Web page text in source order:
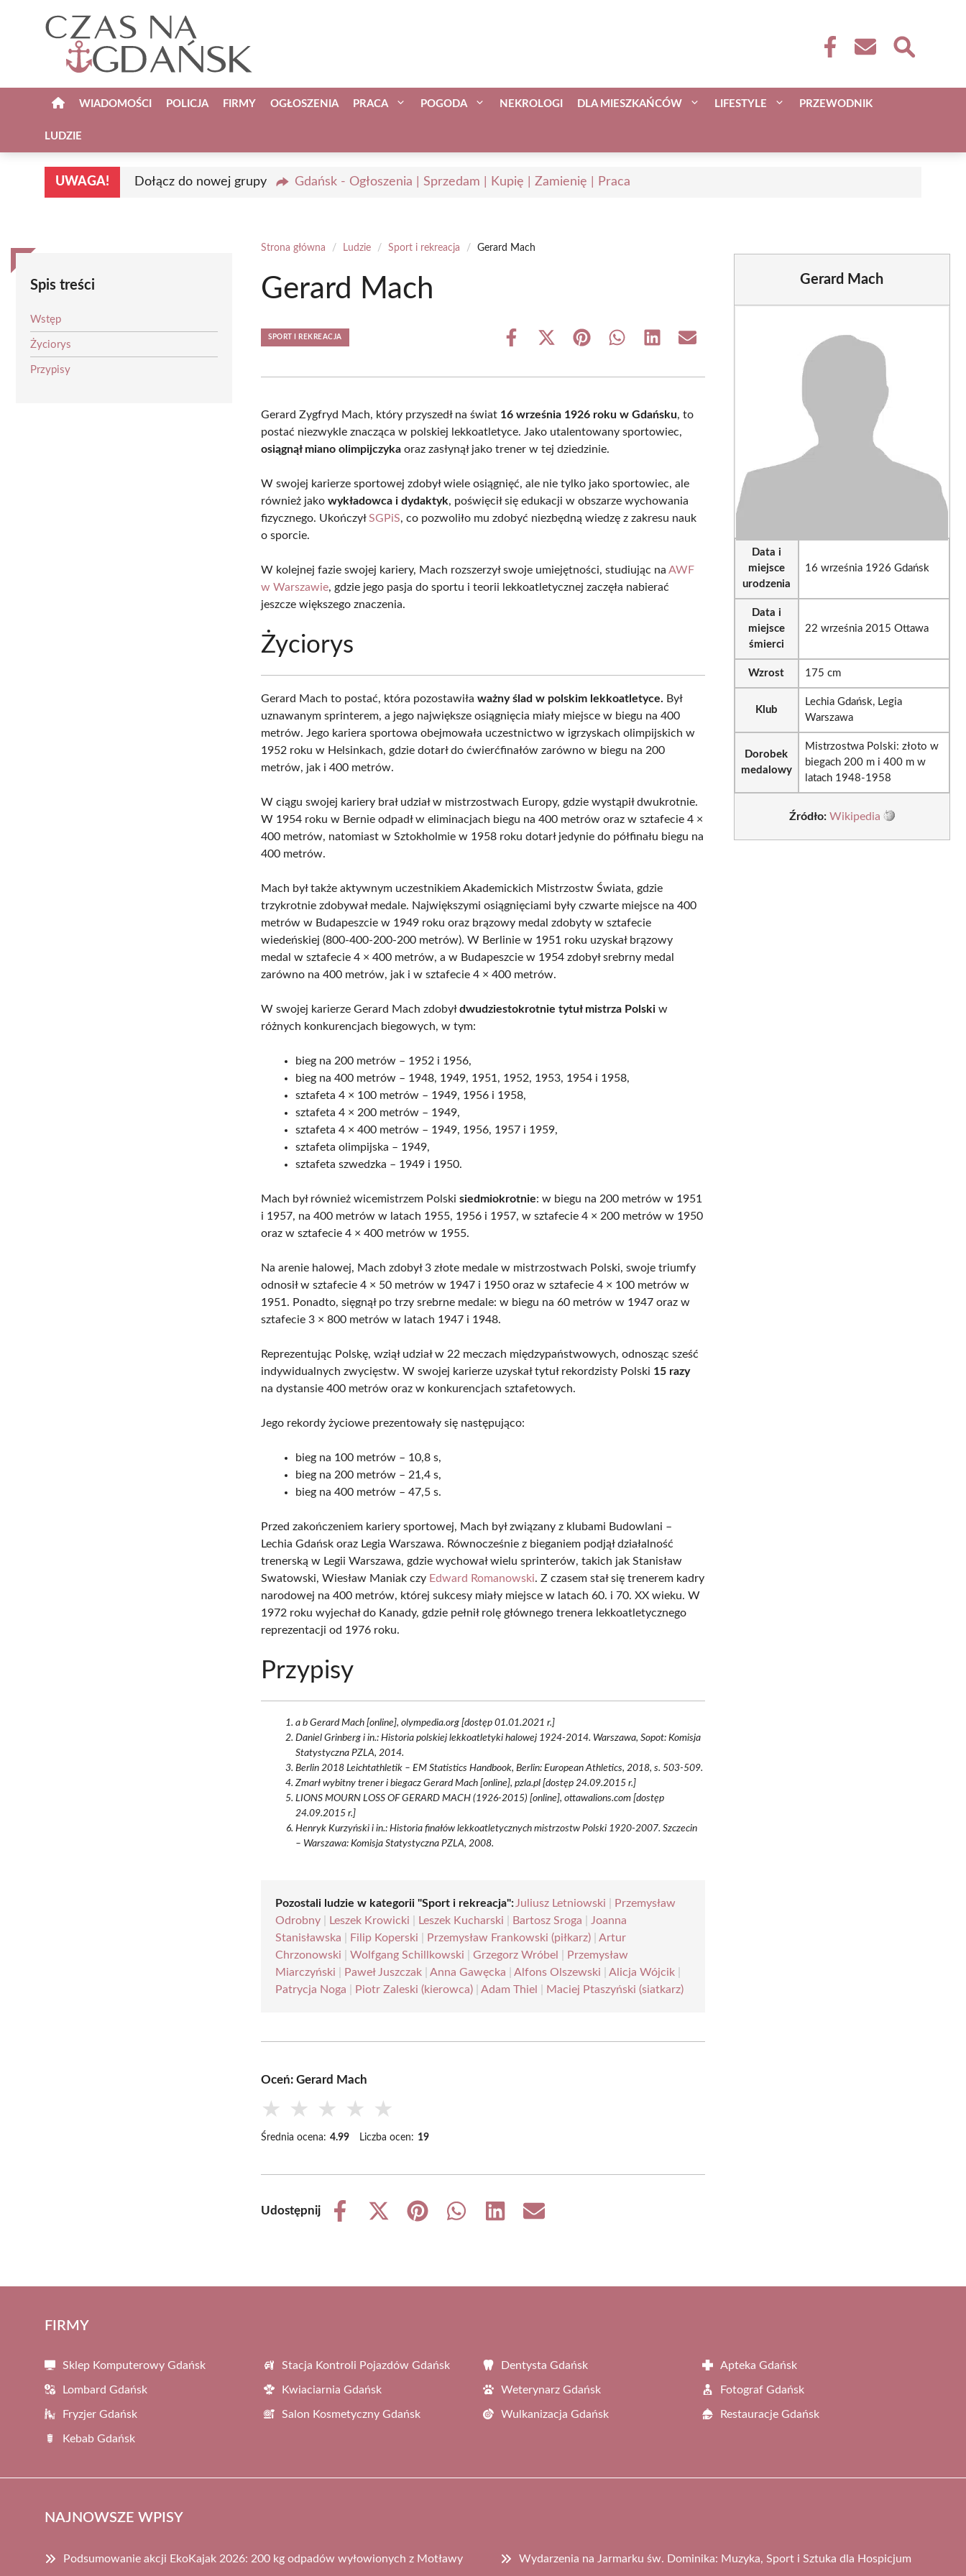
WIADOMOŚCI POLICJA FIRMY OGŁOSZENIA PRACA POGODA NEKROLOGI DLA MIESZKAŃCÓW LIFESTYLE PRZEWODNIK
LUDZIE
UWAGA! Dołącz do nowej grupy Gdańsk - Ogłoszenia | Sprzedam | Kupię | Zamienię | Praca
Spis treści
Wstęp
Życiorys
Przypisy
Strona główna / Ludzie / Sport i rekreacja / Gerard Mach
Gerard Mach
SPORT I REKREACJA
Share
Share
(Twitter)
Share Share Share Share
Gerard Zygfryd Mach, który przyszedł na świat 16 września 1926 roku w Gdańsku, to
postać niezwykle znacząca w polskiej lekkoatletyce. Jako utalentowany sportowiec,
osiągnął miano olimpijczyka oraz zasłynął jako trener w tej dziedzinie.
W swojej karierze sportowej zdobył wiele osiągnięć, ale nie tylko jako sportowiec, ale
również jakowykładowca i dydaktyk, poświęcił się edukacji w obszarze wychowania
fizycznego. UkończyłSGPiS, co pozwoliło mu zdobyć niezbędną wiedzę z zakresu nauk
o sporcie.
W kolejnej fazie swojej kariery, Mach rozszerzył swoje umiejętności, studiując naAWF
w Warszawie, gdzie jego pasja do sportu i teorii lekkoatletycznej zaczęła nabierać
jeszcze większego znaczenia.
Życiorys
Gerard Mach to postać, która pozostawiławażny ślad w polskim lekkoatletyce. Był
uznawanym sprinterem, a jego największe osiągnięcia miały miejsce w biegu na 400
metrów. Jego kariera sportowa obejmowała uczestnictwo w igrzyskach olimpijskich w
1952 roku w Helsinkach, gdzie dotarł do ćwierćfinałów zarówno w biegu na 200
metrów, jak i 400 metrów.
W ciągu swojej kariery brał udział w mistrzostwach Europy, gdzie wystąpił dwukrotnie.
W 1954 roku w Bernie odpadł w eliminacjach biegu na 400 metrów oraz w sztafecie 4 ×
400 metrów, natomiast w Sztokholmie w 1958 roku dotarł jedynie do półfinału biegu na
400 metrów.
Mach był także aktywnym uczestnikiem Akademickich Mistrzostw Świata, gdzie
trzykrotnie zdobywał medale. Największymi osiągnięciami były czwarte miejsce na 400
metrów w Budapeszcie w 1949 roku oraz brązowy medal zdobyty w sztafecie
wiedeńskiej (800-400-200-200 metrów). W Berlinie w 1951 roku uzyskał brązowy
medal w sztafecie 4 × 400 metrów, a w Budapeszcie w 1954 zdobył srebrny medal
zarówno na 400 metrów, jak i w sztafecie 4 × 400 metrów.
W swojej karierze Gerard Mach zdobyłdwudziestokrotnie tytuł mistrza Polski w
różnych konkurencjach biegowych, w tym:
bieg na 200 metrów – 1952 i 1956,
bieg na 400 metrów – 1948, 1949, 1951, 1952, 1953, 1954 i 1958,
sztafeta 4 × 100 metrów – 1949, 1956 i 1958,
sztafeta 4 × 200 metrów – 1949,
sztafeta 4 × 400 metrów – 1949, 1956, 1957 i 1959,
sztafeta olimpijska – 1949,
sztafeta szwedzka – 1949 i 1950.
Mach był również wicemistrzem Polskisiedmiokrotnie: w biegu na 200 metrów w 1951
i 1957, na 400 metrów w latach 1955, 1956 i 1957, w sztafecie 4 × 200 metrów w 1950
oraz w sztafecie 4 × 400 metrów w 1955.
Na arenie halowej, Mach zdobył 3 złote medale w mistrzostwach Polski, swoje triumfy
odnosił w sztafecie 4 × 50 metrów w 1947 i 1950 oraz w sztafecie 4 × 100 metrów w
1951. Ponadto, sięgnął po trzy srebrne medale: w biegu na 60 metrów w 1947 oraz w
sztafecie 3 × 800 metrów w latach 1947 i 1948.
Reprezentując Polskę, wziął udział w 22 meczach międzypaństwowych, odnosząc sześć
indywidualnych zwycięstw. W swojej karierze uzyskał tytuł rekordzisty Polski 15 razy
na dystansie 400 metrów oraz w konkurencjach sztafetowych.
Jego rekordy życiowe prezentowały się następująco:
bieg na 100 metrów – 10,8 s,
bieg na 200 metrów – 21,4 s,
bieg na 400 metrów – 47,5 s.
Przed zakończeniem kariery sportowej, Mach był związany z klubami Budowlani –
Lechia Gdańsk oraz Legia Warszawa. Równocześnie z bieganiem podjął działalność
trenerską w Legii Warszawa, gdzie wychował wielu sprinterów, takich jak Stanisław
Swatowski, Wiesław Maniak czy Edward Romanowski. Z czasem stał się trenerem kadry
narodowej na 400 metrów, której sukcesy miały miejsce w latach 60. i 70. XX wieku. W
1972 roku wyjechał do Kanady, gdzie pełnił rolę głównego trenera lekkoatletycznego
reprezentacji od 1976 roku.
Przypisy
a b Gerard Mach [online], olympedia.org [dostęp 01.01.2021 r.]
Daniel Grinberg i in.: Historia polskiej lekkoatletyki halowej 1924-2014. Warszawa, Sopot: Komisja
Statystyczna PZLA, 2014.
Berlin 2018 Leichtathletik – EM Statistics Handbook, Berlin: European Athletics, 2018, s. 503-509.
Zmarł wybitny trener i biegacz Gerard Mach [online], pzla.pl [dostęp 24.09.2015 r.]
LIONS MOURN LOSS OF GERARD MACH (1926-2015) [online], ottawalions.com [dostęp
24.09.2015 r.]
Henryk Kurzyński i in.: Historia finałów lekkoatletycznych mistrzostw Polski 1920-2007. Szczecin
– Warszawa: Komisja Statystyczna PZLA, 2008.
Pozostali ludzie w kategorii "Sport i rekreacja": Juliusz Letniowski
Przemysław
Odrobny
Leszek Krowicki Leszek Kucharski Bartosz Sroga
Joanna
Stanisławska
Filip Koperski Przemysław Frankowski (piłkarz) |Artur
Chrzonowski |Wolfgang Schillkowski |Grzegorz Wróbel
Przemysław
Miarczyński
Paweł Juszczak |Anna Gawęcka |Alfons Olszewski |Alicja Wójcik
Patrycja Noga
Piotr Zaleski (kierowca) |Adam Thiel Maciej Ptaszyński (siatkarz)
Oceń: Gerard Mach
★ ★ ★ ★ ★
Średnia ocena: 4.99 Liczba ocen: 19
Udostępnij
Share
Share
Share
Share
Share
Share
Gerard Mach
Data i
miejsce
urodzenia
16 września 1926 Gdańsk
Data i
miejsce
śmierci
22 września 2015 Ottawa
Wzrost 175 cm
Klub
Lechia Gdańsk, Legia
Warszawa
Dorobek
medalowy
Mistrzostwa Polski: złoto w
biegach 200 m i 400 m w
latach 1948-1958
Źródło: Wikipedia
FIRMY
Sklep Komputerowy Gdańsk Stacja Kontroli Pojazdów Gdańsk Dentysta Gdańsk Apteka Gdańsk
Lombard Gdańsk Kwiaciarnia Gdańsk Weterynarz Gdańsk Fotograf Gdańsk
Fryzjer Gdańsk Salon Kosmetyczny Gdańsk Wulkanizacja Gdańsk Restauracje Gdańsk
Kebab Gdańsk
NAJNOWSZE WPISY
Podsumowanie akcji EkoKajak 2026: 200 kg odpadów wyłowionych z Motławy Wydarzenia na Jarmarku św. Dominika: Muzyka, Sport i Sztuka dla Hospicjum